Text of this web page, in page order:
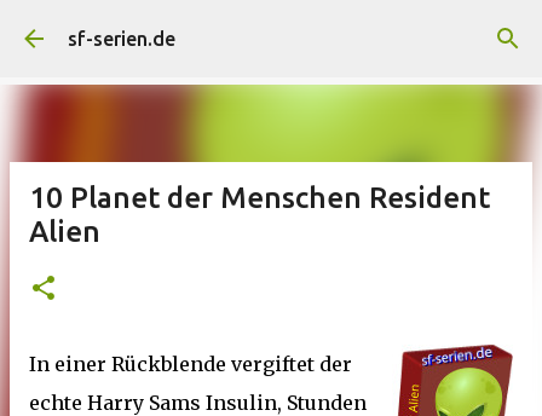
Direkt zum Hauptbereich
sf-serien.de
10 Planet der Menschen Resident
Alien
In einer Rückblende vergiftet der
echte Harry Sams Insulin, Stunden